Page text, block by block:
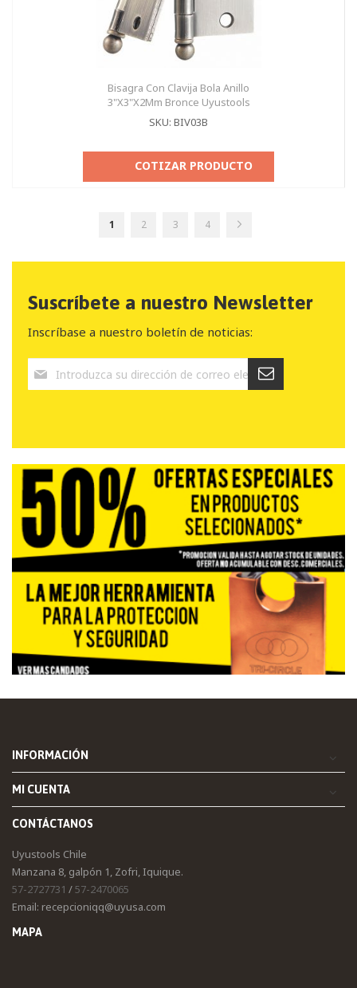
Bisagra Con Clavija Bola Anillo
3"X3"X2Mm Bronce Uyustools
SKU: BIV03B
COTIZAR PRODUCTO
Página
Actualmente
estás
página
1 Página
2 Página
3 Página
4
Suscríbete a nuestro Newsletter
Inscríbase a nuestro boletín de noticias:
INFORMACIÓN
MI CUENTA
CONTÁCTANOS
Uyustools Chile
Manzana 8, galpón 1, Zofri, Iquique.
57-2727731 /57-2470065
Email: recepcioniqq@uyusa.com
MAPA